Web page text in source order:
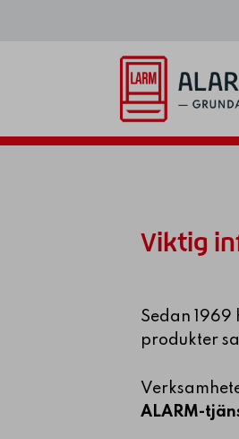
huvudnavigering
ALARM-
tjänst
Säkerhet
Viktig
Sedan
produkter
ALARM-